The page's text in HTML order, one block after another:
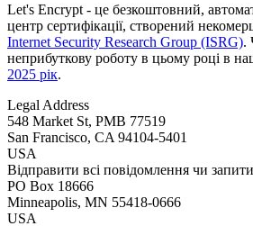
Let's Encrypt - це безкоштовний,
центр сертифікації, створений
Internet Security Research Group (ISRG).
неприбуткову роботу в цьому році в
2025 рік.
Legal Address
548 Market St, PMB 77519
San Francisco, CA 94104-5401
USA
Відправити всі повідомлення чи
PO Box 18666
Minneapolis, MN 55418-0666
USA